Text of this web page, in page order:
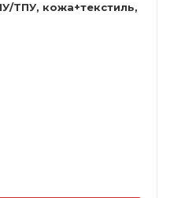
ТПУ, кожа+текстиль,